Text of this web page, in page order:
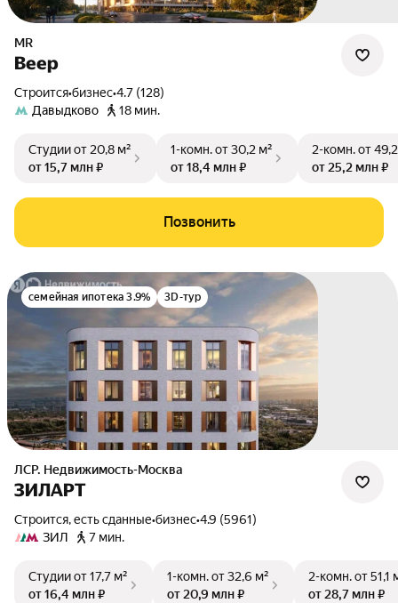
MR
Веер
Строится•бизнес•4.7 (128)
Давыдково
18 мин.
Студииот 20,8 м²
от 15,7 млн ₽
1-комн.от 30,2 м²
от 18,4 млн ₽
2-комн.от
от 25,2 млн ₽
Позвонить
семейная ипотека 3.9% 3D-тур
ЛСР. Недвижимость-Москва
ЗИЛАРТ
Строится, есть сданные•бизнес•4.9 (5961)
ЗИЛ
7 мин.
Студииот 17,7 м²
от 16,4 млн ₽
1-комн.от 32,6 м²
от 20,9 млн ₽
2-комн.от 51,1
от 28,7 млн ₽